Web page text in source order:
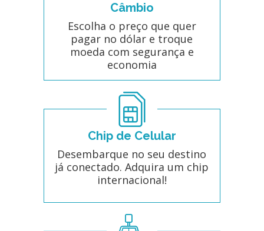
Câmbio
Escolha o preço que quer
pagar no dólar e troque
moeda com segurança e
economia
Chip de Celular
Desembarque no seu destino
já conectado. Adquira um chip
internacional!